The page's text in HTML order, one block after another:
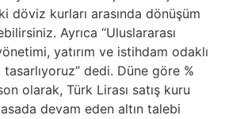
döviz kurları arasında dönüşüm
Ayrıca “Uluslararası
yatırım ve istihdam odaklı
dedi. Düne göre %
olarak, Türk Lirası satış kuru
devam eden altın talebi